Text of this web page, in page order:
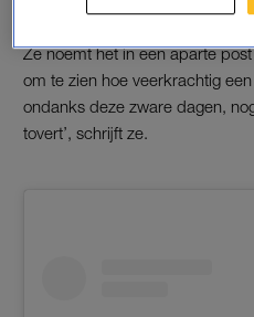
Ze noemt het in een aparte
om te zien hoe veerkrachtig een
ondanks deze zware dagen,
tovert’, schrijft ze.